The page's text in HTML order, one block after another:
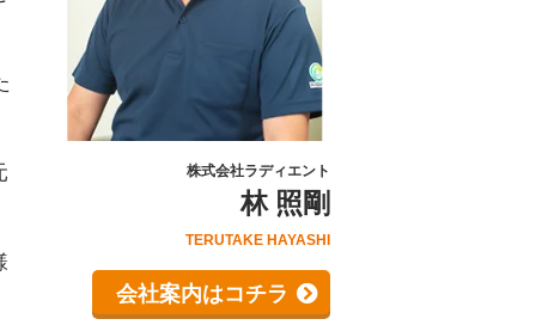
株式会社ラディエント
林 照剛
TERUTAKE HAYASHI
会社案内はコチラ